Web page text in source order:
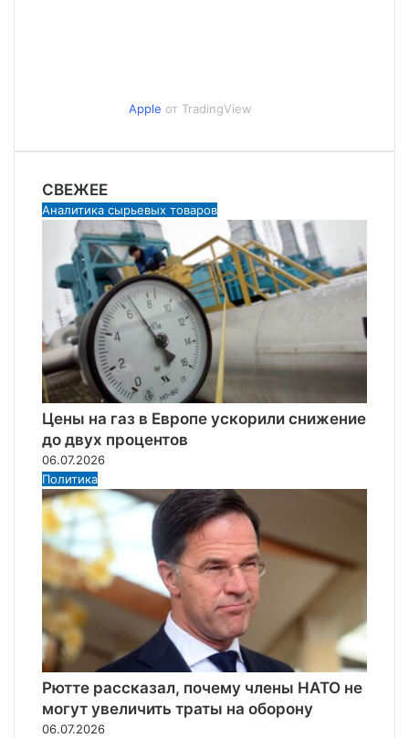
Apple от TradingView
СВЕЖЕЕ
Аналитика сырьевых товаров
Цены на газ в Европе ускорили снижение
до двух процентов
06.07.2026
Политика
Рютте рассказал, почему члены НАТО не
могут увеличить траты на оборону
06.07.2026